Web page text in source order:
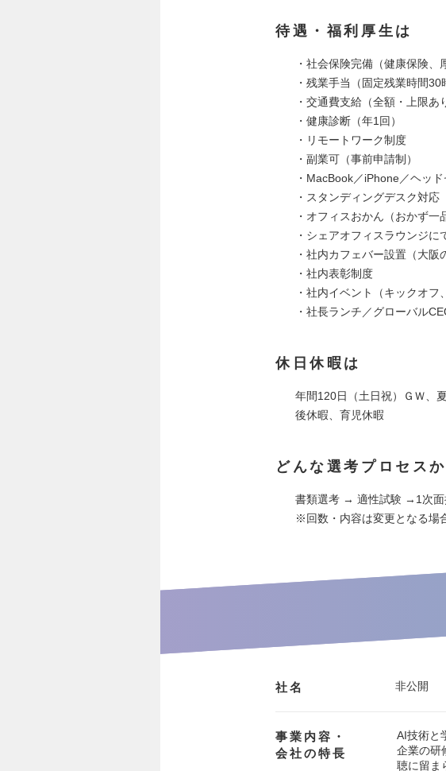
待遇・福利厚生は
・社会保険完備（健康保険、
・残業手当（固定残業時間30
・交通費支給（全額・上限あ
・健康診断（年1回）
・リモートワーク制度
・副業可（事前申請制）
・MacBook／iPhone／ヘッ
・スタンディングデスク対応
・オフィスおかん（おかず一
・シェアオフィスラウンジ
・社内カフェバー設置（大阪
・社内表彰制度
・社内イベント（キックオフ
・社長ランチ／グローバル
休日休暇は
年間120日（土日祝）ＧＷ、
後休暇、育児休暇
どんな選考プロセスか
書類選考 → 適性試験 →1次
※回数・内容は変更となる場
社名 非公開
事業内容・
会社の特長
AI技術と
企業の研
聴に留ま